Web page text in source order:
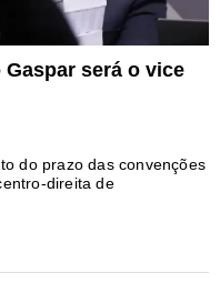
será o vice
do prazo das convenções
direita de